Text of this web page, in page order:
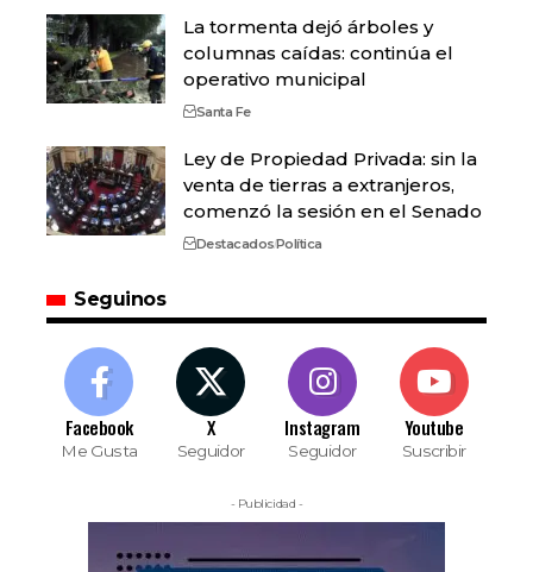
La tormenta dejó árboles y
columnas caídas: continúa el
operativo municipal
Santa Fe
Ley de Propiedad Privada: sin la
venta de tierras a extranjeros,
comenzó la sesión en el Senado
DestacadosPolítica
Seguinos
Facebook
Me Gusta
X
Seguidor
Instagram
Seguidor
Youtube
Suscribir
- Publicidad -